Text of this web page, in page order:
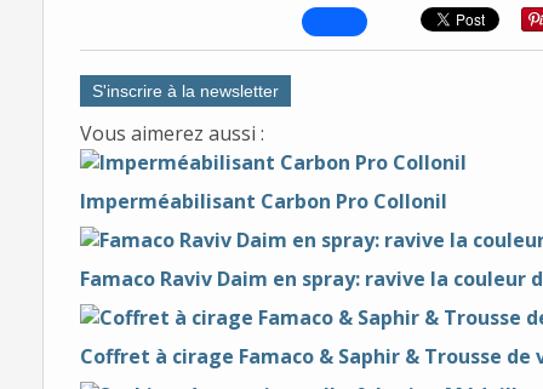
S'inscrire à la newsletter
Vous aimerez aussi :
Imperméabilisant Carbon Pro Collonil
Famaco Raviv Daim en spray: ravive la couleur
Coffret à cirage Famaco & Saphir & Trousse de